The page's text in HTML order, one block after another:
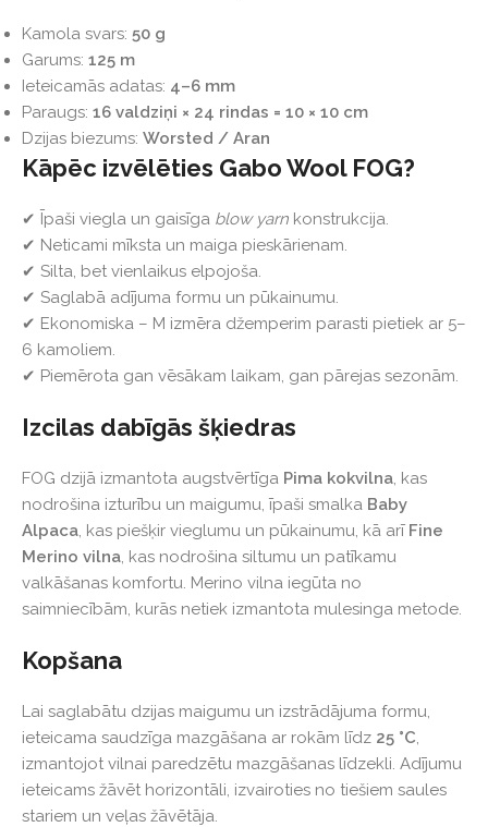
Kamola svars: 50 g
Garums: 125 m
Ieteicamās adatas: 4–6 mm
Paraugs: 16 valdziņi × 24 rindas = 10 × 10 cm
Dzijas biezums: Worsted / Aran
Kāpēc izvēlēties Gabo Wool FOG?
✔ Īpaši viegla un gaisīga blow yarn konstrukcija.
✔ Neticami mīksta un maiga pieskārienam.
✔ Silta, bet vienlaikus elpojoša.
✔ Saglabā adījuma formu un pūkainumu.
✔ Ekonomiska – M izmēra džemperim parasti pietiek ar 5–
6 kamoliem.
✔ Piemērota gan vēsākam laikam, gan pārejas sezonām.
Izcilas dabīgās šķiedras
FOG dzijā izmantota augstvērtīga Pima kokvilna, kas
nodrošina izturību un maigumu, īpaši smalka Baby
Alpaca, kas piešķir vieglumu un pūkainumu, kā arī Fine
Merino vilna, kas nodrošina siltumu un patīkamu
valkāšanas komfortu. Merino vilna iegūta no
saimniecībām, kurās netiek izmantota mulesinga metode.
Kopšana
Lai saglabātu dzijas maigumu un izstrādājuma formu,
ieteicama saudzīga mazgāšana ar rokām līdz 25 °C,
izmantojot vilnai paredzētu mazgāšanas līdzekli. Adījumu
ieteicams žāvēt horizontāli, izvairoties no tiešiem saules
stariem un veļas žāvētāja.